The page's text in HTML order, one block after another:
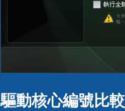
驅動核心編號比